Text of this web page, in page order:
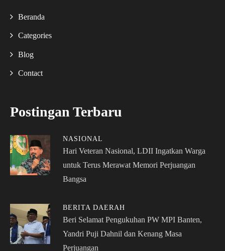
Beranda
Categories
Blog
Contact
Postingan Terbaru
NASIONAL
Hari Veteran Nasional, LDII Ingatkan Warga
untuk Terus Merawat Memori Perjuangan
Bangsa
BERITA DAERAH
Beri Selamat Pengukuhan PW MPI Banten,
Yandri Puji Dahnil dan Kenang Masa
Perjuangan